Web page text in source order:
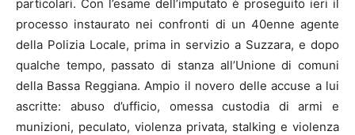
particolari. Con l’esame dell’imputato è proseguito ieri il
processo instaurato nei confronti di un 40enne agente
della Polizia Locale, prima in servizio a Suzzara, e dopo
qualche tempo, passato di stanza all’Unione di comuni
della Bassa Reggiana. Ampio il novero delle accuse a lui
ascritte: abuso d’ufficio, omessa custodia di armi e
munizioni, peculato, violenza privata, stalking e violenza